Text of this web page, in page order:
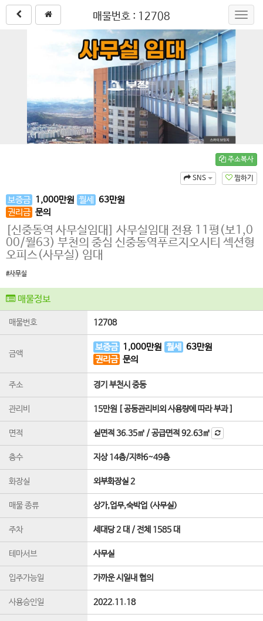
매물번호 : 12708
주소복사
찜하기
SNS
보증금 1,000만원 월세 63만원
권리금 문의
[신중동역 사무실임대] 사무실임대 전용 11평(보1,0
00/월63) 부천의 중심 신중동역푸르지오시티 섹션형
오피스(사무실) 임대
#사무실
매물정보
매물번호 12708
금액
보증금 1,000만원 월세 63만원
권리금 문의
주소 경기 부천시 중동
관리비 15만원 [ 공동관리비외 사용량에 따라 부과 ]
면적 실면적36.35㎡ /공급면적92.63㎡
층수 지상 14층/지하6~49층
화장실 외부화장실 2
매물 종류 상가,업무,숙박업 (사무실)
주차 세대당 2 대 / 전체 1585 대
테마서브 사무실
입주가능일 가까운 시일내 협의
사용승인일 2022.11.18